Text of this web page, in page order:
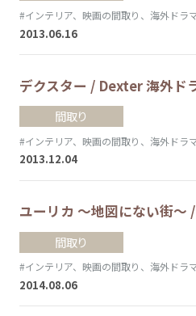
#インテリア、映画の間取り、海外ドラ
2013.06.16
デクスター / Dexter 海外ド
間取り
#インテリア、映画の間取り、海外ドラ
2013.12.04
ユーリカ ～地図にない街～
間取り
#インテリア、映画の間取り、海外ドラ
2014.08.06